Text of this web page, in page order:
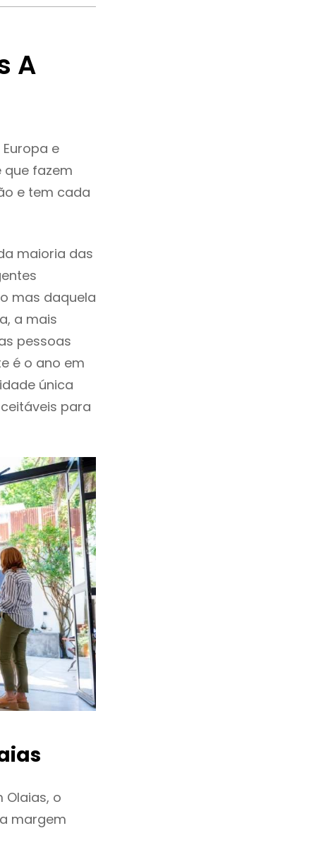
A
e
que fazem
e tem cada
maioria das
mas daquela
a mais
pessoas
é o ano em
única
para
Olaias, o
margem